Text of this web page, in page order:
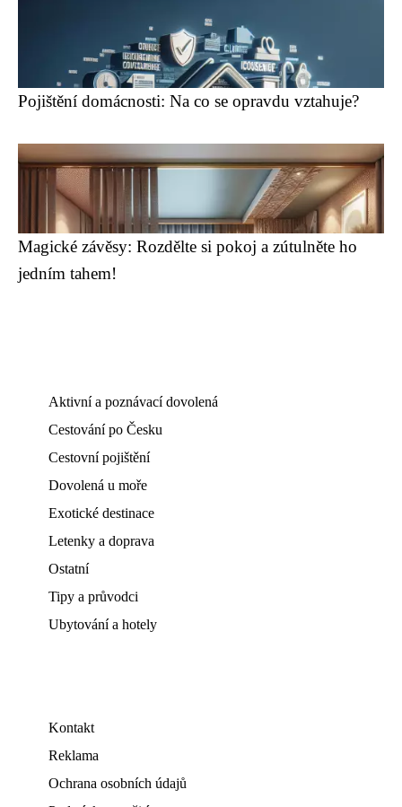
Pojištění domácnosti: Na co se opravdu vztahuje?
Magické závěsy: Rozdělte si pokoj a zútulněte ho
jedním tahem!
Aktivní a poznávací dovolená
Cestování po Česku
Cestovní pojištění
Dovolená u moře
Exotické destinace
Letenky a doprava
Ostatní
Tipy a průvodci
Ubytování a hotely
Kontakt
Reklama
Ochrana osobních údajů